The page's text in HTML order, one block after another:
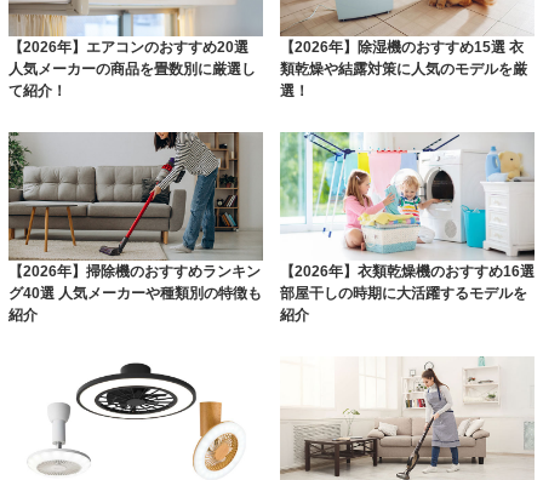
【2026年】エアコンのおすすめ20選
人気メーカーの商品を畳数別に厳選し
て紹介！
【2026年】除湿機のおすすめ15選 衣
類乾燥や結露対策に人気のモデルを厳
選！
【2026年】掃除機のおすすめランキン
グ40選 人気メーカーや種類別の特徴も
紹介
【2026年】衣類乾燥機のおすすめ16選
部屋干しの時期に大活躍するモデルを
紹介